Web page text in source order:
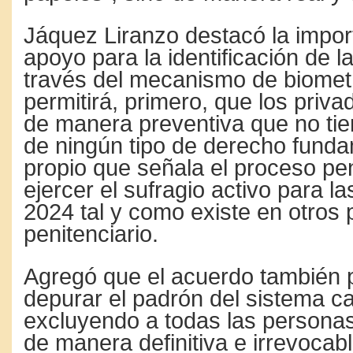
Jáquez Liranzo destacó la
apoyo para la identificación de
través del mecanismo de
permitirá, primero, que los
de manera preventiva que no
de ningún tipo de derecho
propio que señala el proceso
ejercer el sufragio activo para
2024 tal y como existe en otros
penitenciario.
Agregó que el acuerdo también
depurar el padrón del sistema
excluyendo a todas las
de manera definitiva e